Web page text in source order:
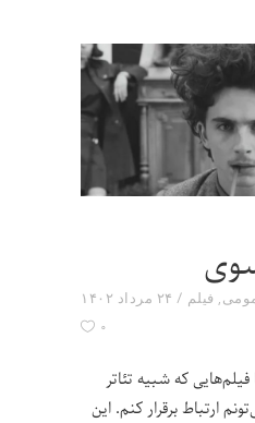
۲۴ مرداد ۱۴۰۲ , فیلم
۰
که شبیه تئاتر
ارتباط برقرار کنم. این